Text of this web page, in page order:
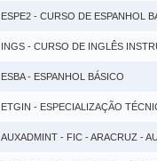
ESPE2 - CURSO DE ESPANHOL
INGS - CURSO DE INGLÊS
ESBA - ESPANHOL BÁSICO
ETGIN - ESPECIALIZAÇÃO
AUXADMINT - FIC - ARACRUZ -